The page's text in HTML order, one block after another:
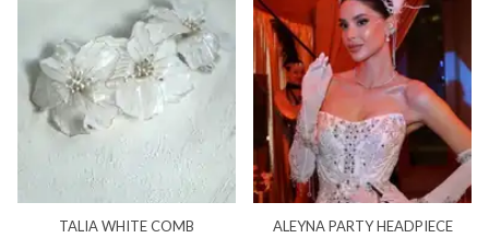
TALIA WHITE COMB ALEYNA PARTY HEADPIECE